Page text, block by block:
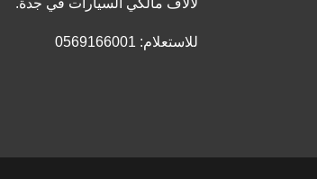
للاستعلام: 0569166001